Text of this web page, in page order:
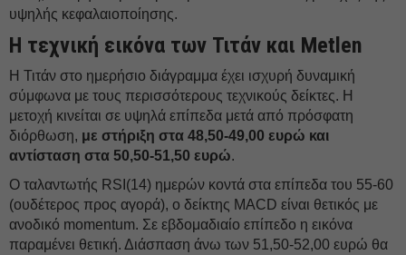
υψηλής κεφαλαιοποίησης.
Η τεχνική εικόνα των Τιτάν και Metlen
Η Τιτάν στο ημερήσιο διάγραμμα έχει ισχυρή δυναμική
σύμφωνα με τους περισσότερους τεχνικούς δείκτες. Η
μετοχή κινείται σε υψηλά επίπεδα μετά από πρόσφατη
διόρθωση, με στήριξη στα 48,50-49,00 ευρώ και
αντίσταση στα 50,50-51,50 ευρώ.
Ο ταλαντωτής RSI(14) ημερών κοντά στα επίπεδα του 55-60
(ουδέτερος προς αγορά), ο δείκτης MACD είναι θετικός με
ανοδικό momentum. Σε εβδομαδιαίο επίπεδο η εικόνα
παραμένει θετική. Διάσπαση άνω των 51,50-52,00 ευρώ θα